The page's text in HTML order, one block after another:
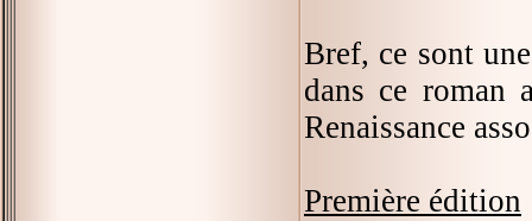
Bref, ce sont
dans ce roman
Renaissance
Première édition